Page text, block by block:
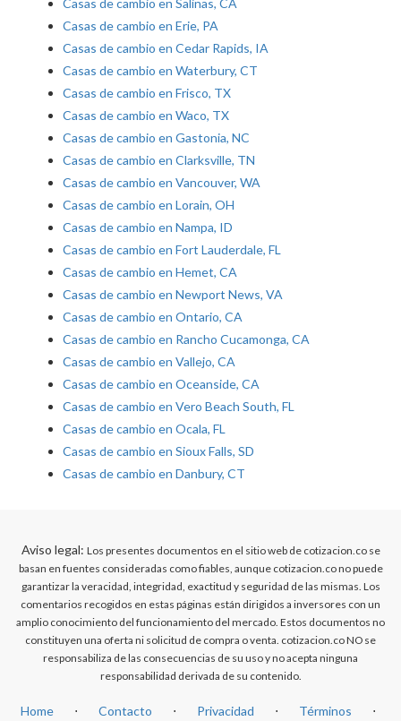
Casas de cambio en Salinas, CA
Casas de cambio en Erie, PA
Casas de cambio en Cedar Rapids, IA
Casas de cambio en Waterbury, CT
Casas de cambio en Frisco, TX
Casas de cambio en Waco, TX
Casas de cambio en Gastonia, NC
Casas de cambio en Clarksville, TN
Casas de cambio en Vancouver, WA
Casas de cambio en Lorain, OH
Casas de cambio en Nampa, ID
Casas de cambio en Fort Lauderdale, FL
Casas de cambio en Hemet, CA
Casas de cambio en Newport News, VA
Casas de cambio en Ontario, CA
Casas de cambio en Rancho Cucamonga, CA
Casas de cambio en Vallejo, CA
Casas de cambio en Oceanside, CA
Casas de cambio en Vero Beach South, FL
Casas de cambio en Ocala, FL
Casas de cambio en Sioux Falls, SD
Casas de cambio en Danbury, CT
Aviso legal: Los presentes documentos en el sitio web de cotizacion.co se
basan en fuentes consideradas como fiables, aunque cotizacion.co no puede
garantizar la veracidad, integridad, exactitud y seguridad de las mismas. Los
comentarios recogidos en estas páginas están dirigidos a inversores con un
amplio conocimiento del funcionamiento del mercado. Estos documentos no
constituyen una oferta ni solicitud de compra o venta. cotizacion.co NO se
responsabiliza de las consecuencias de su uso y no acepta ninguna
responsabilidad derivada de su contenido.
Home ⋅ Contacto ⋅ Privacidad ⋅ Términos ⋅